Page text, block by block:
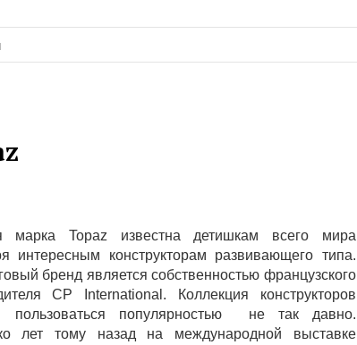
марка Topaz известна детишкам всего мира
интересным конструкторам развивающего типа.
бренд является собственностью французского
CP International. Коллекция конструкторов
популярностью не так давно.
лет тому назад на международной выставке